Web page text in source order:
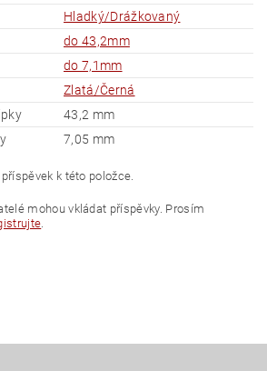
Hladký/Drážkovaný
do 43,2mm
do 7,1mm
Zlatá/Černá
43,2 mm
7,05 mm
k této položce.
mohou vkládat příspěvky. Prosím
.